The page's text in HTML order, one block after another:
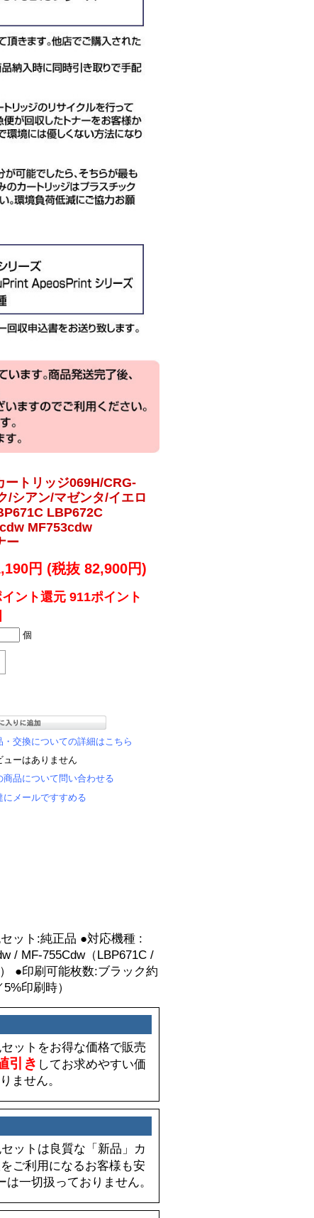
ートリッジ069H/CRG-
/シアン/マゼンタ/イエロ
LBP672C
MF753cdw
ー
円 (税抜 82,900円)
ント還元 911ポイント
個
・交換についての詳細はこちら
ューはありません
商品について問い合わせる
にメールですすめる
ット:純正品 ●対応機種 :
/ MF-755Cdw（LBP671C /
●印刷可能枚数:ブラック約
印刷時）
ットをお得な価格で販売
引き してお求めやすい価
ません。
ットは良質な「新品」カ
ご利用になるお客様も安
一切扱っておりません。